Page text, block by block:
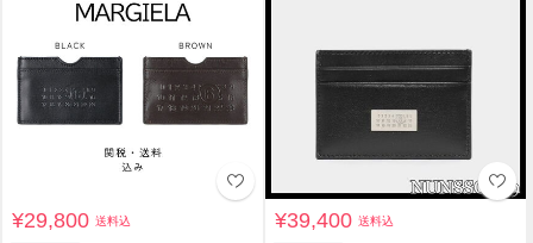
¥29,800送料込 ¥39,400送料込